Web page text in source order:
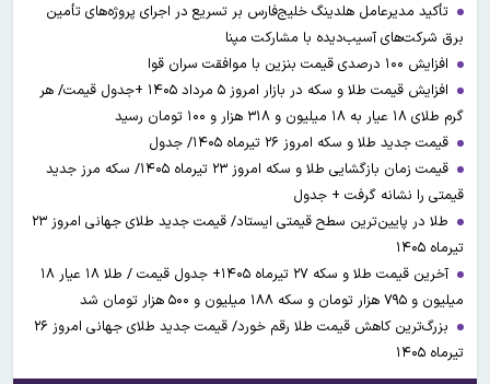
تأکید مدیرعامل هلدینگ خلیج‌فارس بر تسریع در اجرای پروژه‌های تأمین
برق شرکت‌های آسیب‌دیده با مشارکت مپنا
افزایش ۱۰۰ درصدی قیمت بنزین با موافقت سران قوا
افزایش قیمت طلا و سکه در بازار امروز ۵ مرداد ۱۴۰۵ +جدول قیمت/ هر
گرم طلای ۱۸ عیار به ۱۸ میلیون و ۳۱۸ هزار و ۱۰۰ تومان رسید
قیمت جدید طلا و سکه امروز ۲۶ تیرماه ۱۴۰۵/ جدول
قیمت زمان بازگشایی طلا و سکه امروز ۲۳ تیرماه ۱۴۰۵/ سکه مرز جدید
قیمتی را نشانه گرفت + جدول
طلا در پایین‌ترین سطح قیمتی ایستاد/ قیمت جدید طلای جهانی امروز ۲۳
تیرماه ۱۴۰۵
آخرین قیمت طلا و سکه ۲۷ تیرماه ۱۴۰۵+ جدول قیمت / طلا ۱۸ عیار ۱۸
میلیون و ۷۹۵ هزار تومان و سکه ۱۸۸ میلیون و ۵۰۰ هزار تومان شد
بزرگ‌ترین کاهش قیمت طلا رقم خورد/ قیمت جدید طلای جهانی امروز ۲۶
تیرماه ۱۴۰۵